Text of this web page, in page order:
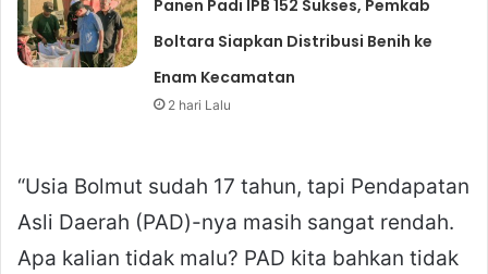
Panen Padi IPB 152 Sukses, Pemkab
Boltara Siapkan Distribusi Benih ke
Enam Kecamatan
2 hari Lalu
“Usia Bolmut sudah 17 tahun, tapi Pendapatan
Asli Daerah (PAD)-nya masih sangat rendah.
Apa kalian tidak malu? PAD kita bahkan tidak